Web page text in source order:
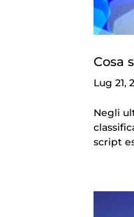
Cosa
Lug 21,
Negli
script